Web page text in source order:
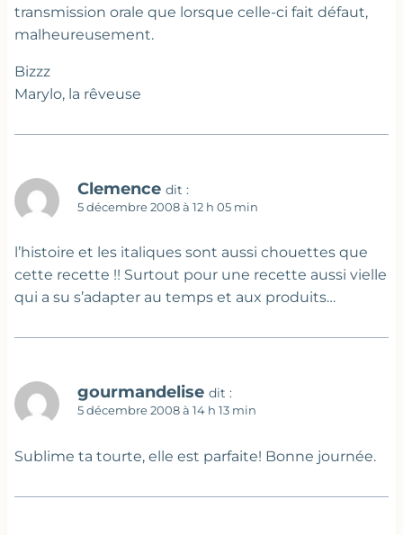
transmission orale que lorsque celle-ci fait défaut,
malheureusement.
Bizzz
Marylo, la rêveuse
Clemence dit :
5 décembre 2008 à 12 h 05 min
l’histoire et les italiques sont aussi chouettes que
cette recette !! Surtout pour une recette aussi vielle
qui a su s’adapter au temps et aux produits…
gourmandelise dit :
5 décembre 2008 à 14 h 13 min
Sublime ta tourte, elle est parfaite! Bonne journée.